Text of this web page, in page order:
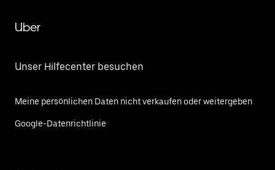
Uber
Unser Hilfecenter besuchen
Meine persönlichen Daten nicht verkaufen oder weitergeben
Google-Datenrichtlinie